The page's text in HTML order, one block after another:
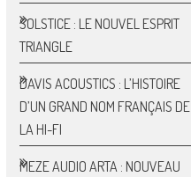
SOLSTICE : LE NOUVEL ESPRIT
TRIANGLE
DAVIS ACOUSTICS : L’HISTOIRE
D’UN GRAND NOM FRANÇAIS DE
LA HI-FI
MEZE AUDIO ARTA : NOUVEAU